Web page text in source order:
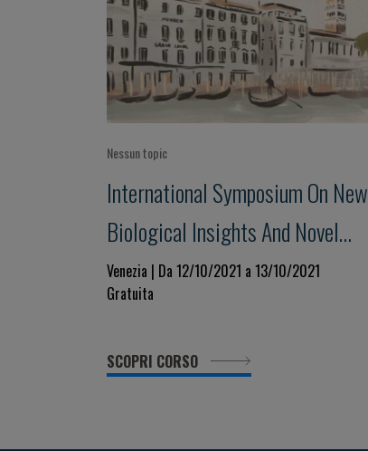
Nessun topic
International Symposium On New
Biological Insights And Novel
Drugs In Acute Leukemia
Venezia | Da 12/10/2021 a 13/10/2021
Gratuita
SCOPRI CORSO